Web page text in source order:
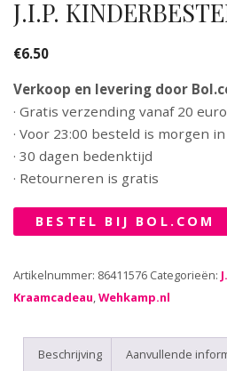
J.I.P.
€6.50
Verkoop en levering door
· Gratis verzending vanaf 20 euro
· Voor 23:00 besteld is morgen
· 30 dagen bedenktijd
· Retourneren is gratis
BESTEL BIJ BOL.COM
Artikelnummer: 86411576 Categorieën:
Kraamcadeau,Wehkamp.nl
Beschrijving Aanvullende